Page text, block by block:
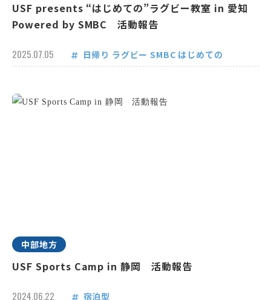
USF presents “はじめての”ラグビー教室 in 愛知
Powered by SMBC 活動報告
2025.07.05 日帰り ラグビー SMBC はじめての
中部地方
USF Sports Camp in 静岡 活動報告
2024.06.22 宿泊型